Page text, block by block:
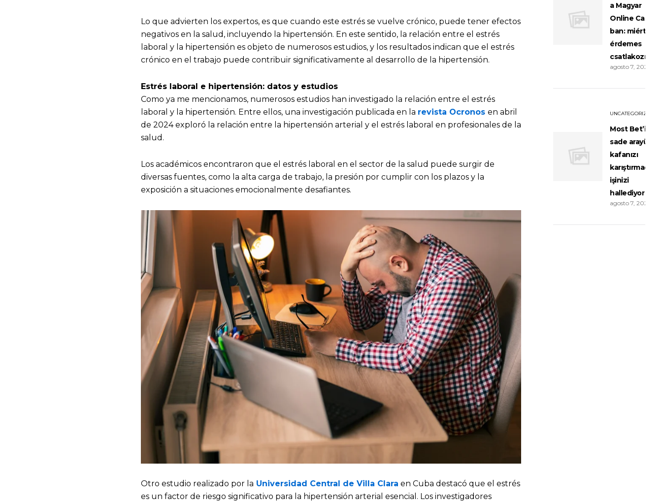
Lo que advierten los expertos, es que cuando este estrés se vuelve crónico, puede tener efectos
negativos en la salud, incluyendo la hipertensión. En este sentido, la relación entre el estrés
laboral y la hipertensión es objeto de numerosos estudios, y los resultados indican que el estrés
crónico en el trabajo puede contribuir significativamente al desarrollo de la hipertensión.
Estrés laboral e hipertensión: datos y estudios
Como ya me mencionamos, numerosos estudios han investigado la relación entre el estrés
laboral y la hipertensión. Entre ellos, una investigación publicada en la revista Ocronos en abril
de 2024 exploró la relación entre la hipertensión arterial y el estrés laboral en profesionales de la
salud.
Los académicos encontraron que el estrés laboral en el sector de la salud puede surgir de
diversas fuentes, como la alta carga de trabajo, la presión por cumplir con los plazos y la
exposición a situaciones emocionalmente desafiantes.
Otro estudio realizado por la Universidad Central de Villa Clara en Cuba destacó que el estrés
es un factor de riesgo significativo para la hipertensión arterial esencial. Los investigadores
a Magyar
Online Casino-
ban: miért
érdemes
csatlakozni?
agosto 7, 2026
UNCATEGORIZED
Most Bet’in
sade arayüzü
kafanızı
karıştırmadan
işinizi
hallediyor
agosto 7, 2026